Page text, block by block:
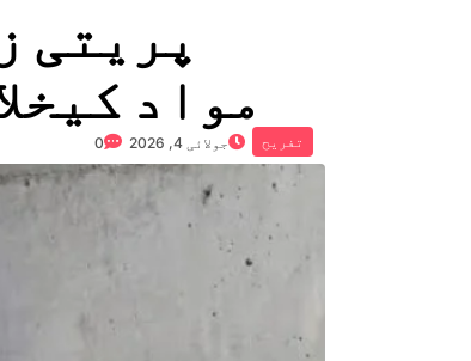
پریتی
مواد
تفریح جولائی 4, 2026 0